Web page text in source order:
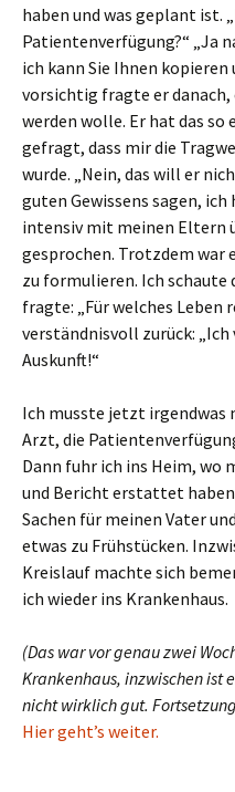
haben und was geplant ist.
Patientenverfügung?“ „Ja
ich kann Sie Ihnen kopieren
vorsichtig fragte er
werden wolle. Er hat das
gefragt, dass mir die
wurde. „Nein, das will er
guten Gewissens sagen,
intensiv mit meinen Eltern
gesprochen. Trotzdem war
zu formulieren. Ich schaute
fragte: „Für welches Leben
verständnisvoll zurück: „Ich
Auskunft!“
Ich musste jetzt irgendwas
Arzt, die
Dann fuhr ich ins Heim, wo
und Bericht erstattet
Sachen für meinen Vater
etwas zu Frühstücken.
Kreislauf machte sich
ich wieder ins Krankenhaus.
(Das war vor genau zwei
Krankenhaus, inzwischen ist
nicht wirklich gut.
Hier geht’s weiter.